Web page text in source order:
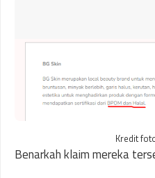
Kredit
Benarkah klaim mereka